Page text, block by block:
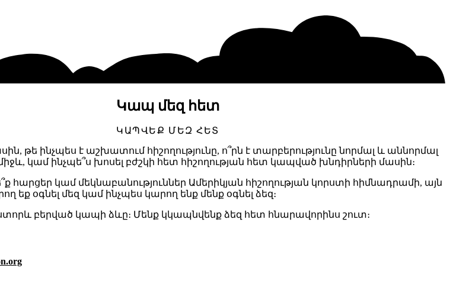
Կապ մեզ հետ
ԿԱՊՎԵՔ ՄԵԶ ՀԵՏ
թե ինչպես է աշխատում հիշողությունը, ո՞րն է տարբերությունը նորմալ և աննորմալ
կամ ինչպե՞ս խոսել բժշկի հետ հիշողության հետ կապված խնդիրների մասին։
հարցեր կամ մեկնաբանություններ Ամերիկյան հիշողության կորստի հիմնադրամի, այն
եք օգնել մեզ կամ ինչպես կարող ենք մենք օգնել ձեզ։
բերված կապի ձևը։ Մենք կկապնվենք ձեզ հետ հնարավորինս շուտ։